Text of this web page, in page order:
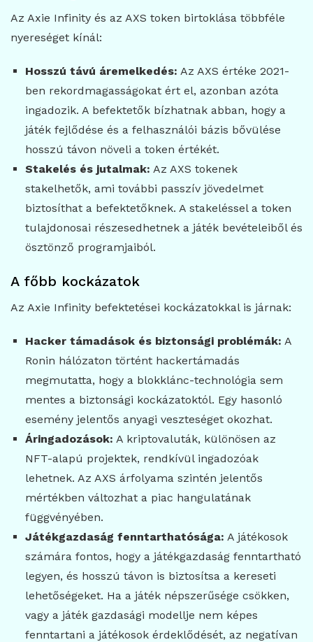
Az Axie Infinity és az AXS token birtoklása többféle
nyereséget kínál:
Hosszú távú áremelkedés: Az AXS értéke 2021-
ben rekordmagasságokat ért el, azonban azóta
ingadozik. A befektetők bízhatnak abban, hogy a
játék fejlődése és a felhasználói bázis bővülése
hosszú távon növeli a token értékét.
Stakelés és jutalmak: Az AXS tokenek
stakelhetők, ami további passzív jövedelmet
biztosíthat a befektetőknek. A stakeléssel a token
tulajdonosai részesedhetnek a játék bevételeiből és
ösztönző programjaiból.
A főbb kockázatok
Az Axie Infinity befektetései kockázatokkal is járnak:
Hacker támadások és biztonsági problémák: A
Ronin hálózaton történt hackertámadás
megmutatta, hogy a blokklánc-technológia sem
mentes a biztonsági kockázatoktól. Egy hasonló
esemény jelentős anyagi veszteséget okozhat.
Áringadozások: A kriptovaluták, különösen az
NFT-alapú projektek, rendkívül ingadozóak
lehetnek. Az AXS árfolyama szintén jelentős
mértékben változhat a piac hangulatának
függvényében.
Játékgazdaság fenntarthatósága: A játékosok
számára fontos, hogy a játékgazdaság fenntartható
legyen, és hosszú távon is biztosítsa a kereseti
lehetőségeket. Ha a játék népszerűsége csökken,
vagy a játék gazdasági modellje nem képes
fenntartani a játékosok érdeklődését, az negatívan